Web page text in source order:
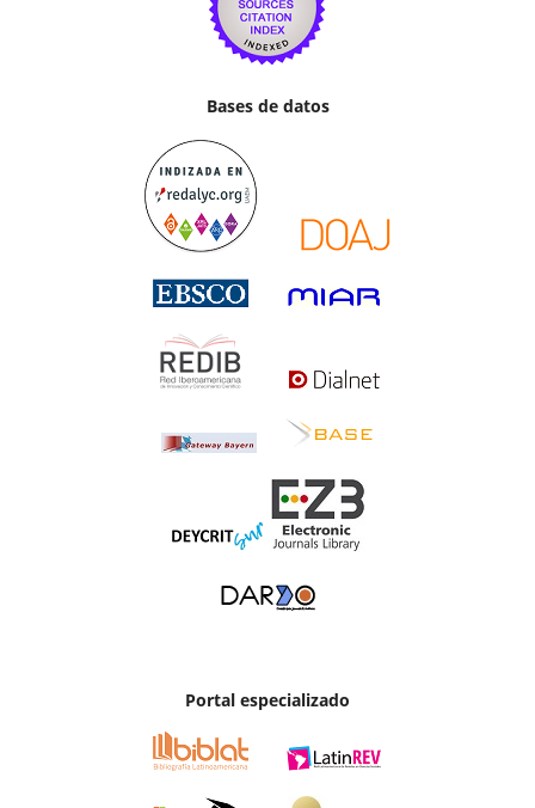
Bases de datos
Portal especializado